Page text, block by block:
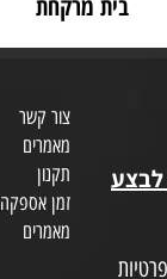
לבצע
צור קשר
מאמרים
תקנון
זמן אספקה
מאמרים